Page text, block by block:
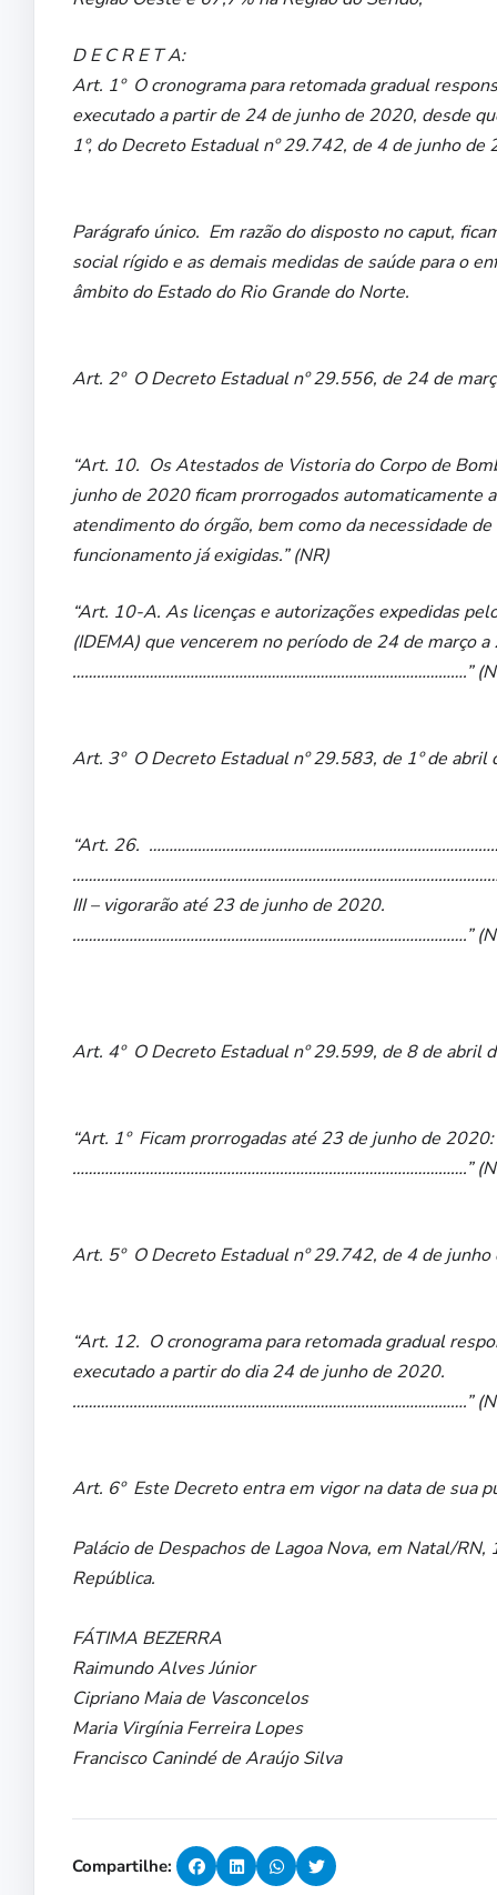
D E C R E T A:
Art. 1º O cronograma para retomada gradual
executado a partir de 24 de junho de 2020, desde
1º, do Decreto Estadual nº 29.742, de 4 de junho de
Parágrafo único. Em razão do disposto no caput,
social rígido e as demais medidas de saúde para o
âmbito do Estado do Rio Grande do Norte.
Art. 2º O Decreto Estadual nº 29.556, de 24 de
“Art. 10. Os Atestados de Vistoria do Corpo de
junho de 2020 ficam prorrogados automaticamente
atendimento do órgão, bem como da necessidade
funcionamento já exigidas.” (NR)
“Art. 10-A. As licenças e autorizações expedidas
(IDEMA) que vencerem no período de 24 de março
…………………………………………………………………………………….”
Art. 3º O Decreto Estadual nº 29.583, de 1º de
“Art. 26.
III – vigorarão até 23 de junho de 2020.
…………………………………………………………………………………….”
Art. 4º O Decreto Estadual nº 29.599, de 8 de abril
“Art. 1º Ficam prorrogadas até 23 de junho de 2020:
…………………………………………………………………………………….”
Art. 5º O Decreto Estadual nº 29.742, de 4 de
“Art. 12. O cronograma para retomada gradual
executado a partir do dia 24 de junho de 2020.
…………………………………………………………………………………….”
Art. 6º Este Decreto entra em vigor na data de sua
Palácio de Despachos de Lagoa Nova, em Natal/
República.
FÁTIMA BEZERRA
Raimundo Alves Júnior
Cipriano Maia de Vasconcelos
Maria Virgínia Ferreira Lopes
Francisco Canindé de Araújo Silva
Compartilhe: